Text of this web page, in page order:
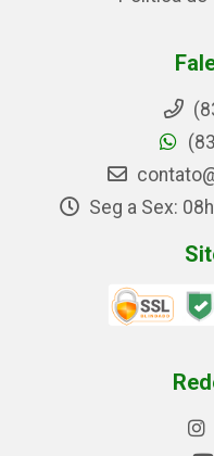
Seg a Sex: